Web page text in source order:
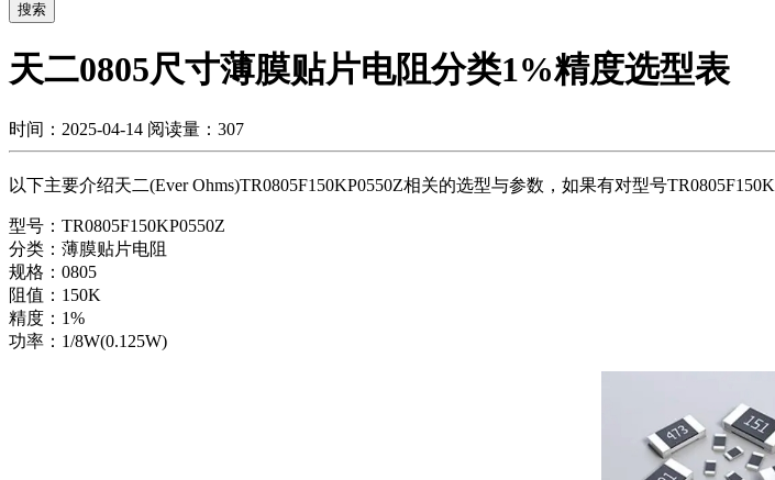
搜索
天二0805尺寸薄膜贴片电阻分类1%精度选型表
时间：2025-04-14 阅读量：307
以下主要介绍天二(Ever Ohms)TR0805F150KP0550Z相关的选型与参数，如果有对型号
型号：TR0805F150KP0550Z
分类：薄膜贴片电阻
规格：0805
阻值：150K
精度：1%
功率：1/8W(0.125W)